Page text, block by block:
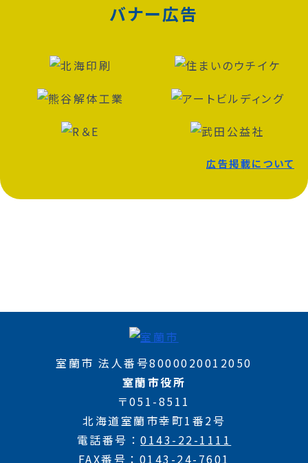
バナー広告
広告掲載について
室蘭市 法人番号8000020012050
室蘭市役所
〒051-8511
北海道室蘭市幸町1番2号
電話番号
0143-22-1111
FAX番号
0143-24-7601